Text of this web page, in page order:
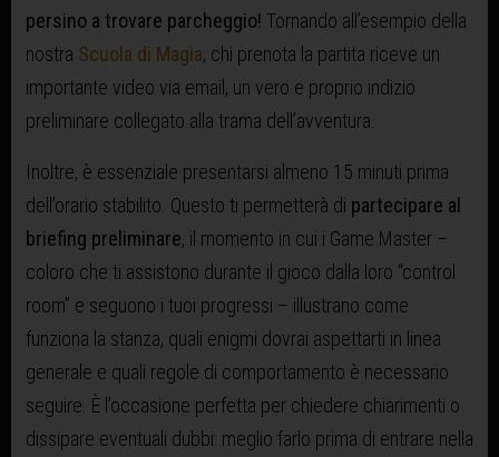
persino a trovare parcheggio! Tornando all’esempio della
nostra Scuola di Magia, chi prenota la partita riceve un
importante video via email, un vero e proprio indizio
preliminare collegato alla trama dell’avventura.
Inoltre, è essenziale presentarsi almeno 15 minuti prima
dell’orario stabilito. Questo ti permetterà di partecipare al
briefing preliminare, il momento in cui i Game Master –
coloro che ti assistono durante il gioco dalla loro “control
room” e seguono i tuoi progressi – illustrano come
funziona la stanza, quali enigmi dovrai aspettarti in linea
generale e quali regole di comportamento è necessario
seguire. È l’occasione perfetta per chiedere chiarimenti o
dissipare eventuali dubbi: meglio farlo prima di entrare nella